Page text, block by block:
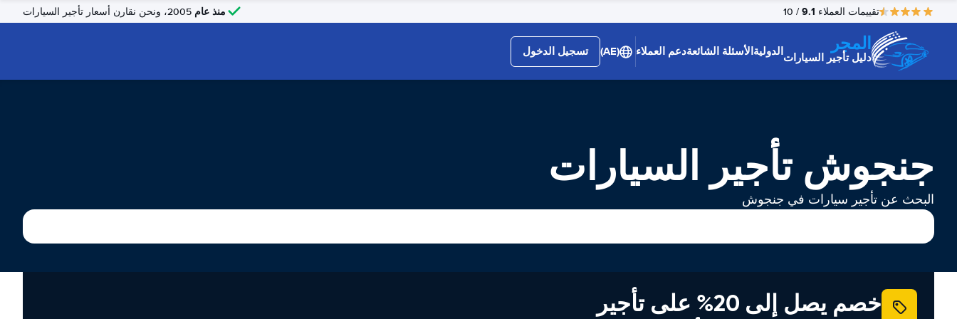
تقييمات العملاء 9.1
/ 10 منذ عام
المجر
دليل تأجير السياراتالدوليةالأسئلة الشائعةدعم العملاء (AE) تسجيل الدخول
جنجوش تأجير السيارات
البحث عن تأجير سيارات في جنجوش
خصم يصل إلى 20% على تأجير